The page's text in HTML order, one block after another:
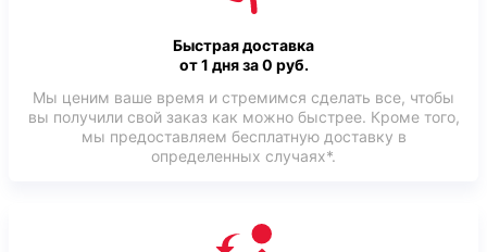
Быстрая доставка
от 1 дня за 0 руб.
Мы ценим ваше время и стремимся сделать все, чтобы
вы получили свой заказ как можно быстрее. Кроме того,
мы предоставляем бесплатную доставку в
определенных случаях*.